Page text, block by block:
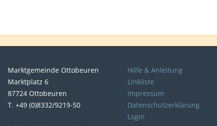
Marktgemeinde Ottobeuren
Marktplatz 6
87724 Ottobeuren
T. +49 (0)8332/9219-50
Hilfe & Anleitung
Linkliste
Impressum
Datenschutzerklärung
Login